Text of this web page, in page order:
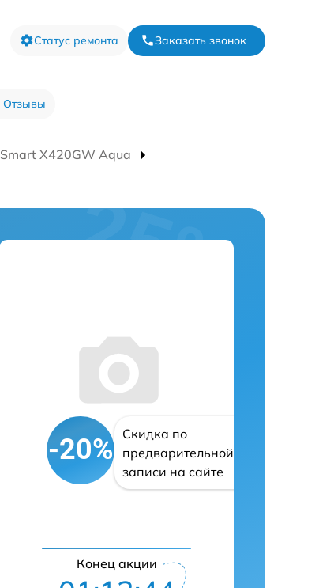
Статус ремонта Заказать звонок
Отзывы
Х420GW Aqua
-20%
Скидка по
предварительной
записи на сайте
Конец акции